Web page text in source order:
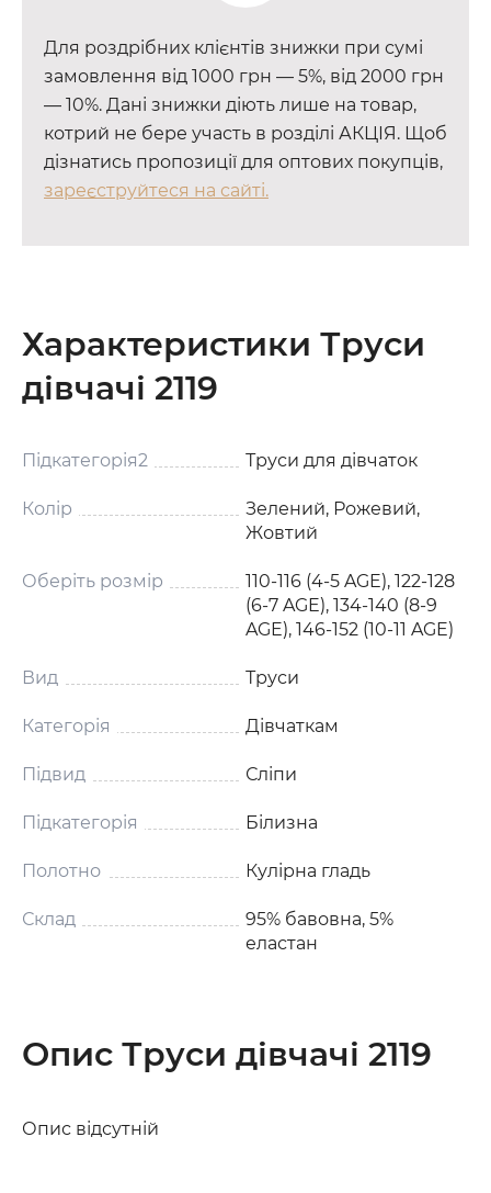
Для роздрібних клієнтів знижки при сумі
замовлення від 1000 грн — 5%, від 2000 грн
— 10%. Дані знижки діють лише на товар,
котрий не бере участь в розділі АКЦІЯ. Щоб
дізнатись пропозиції для оптових покупців,
зареєструйтеся на сайті.
Характеристики Труси
дівчачі 2119
Підкатегорія2 Труси для дівчаток
Колір
Зелений, Рожевий,
Жовтий
Оберіть розмір
110-116 (4-5 AGE), 122-128
(6-7 AGE), 134-140 (8-9
AGE), 146-152 (10-11 AGE)
Вид Труси
Категорія Дівчаткам
Підвид Сліпи
Підкатегорія Білизна
Полотно Кулірна гладь
Склад
95% бавовна, 5%
еластан
Опис Труси дівчачі 2119
Опис відсутній